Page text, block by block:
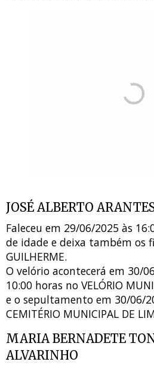
JOSÉ ALBERTO
Faleceu em 29/06/2025 às
de idade e deixa também os
GUILHERME.
O velório acontecerá em 30/
10:00 horas no VELÓRIO
e o sepultamento em 30/06/
CEMITÉRIO MUNICIPAL DE
MARIA BERNADETE
ALVARINHO